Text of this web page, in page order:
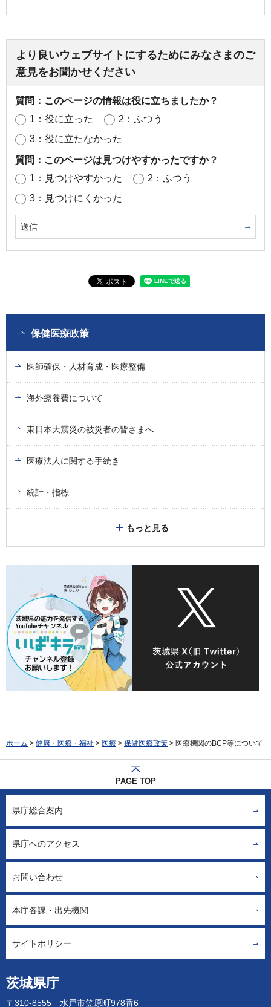
より良いウェブサイトにするためにみなさまのご
意見をお聞かせください
質問：このページの情報は役に立ちましたか？
1：役に立った
2：ふつう
3：役に立たなかった
質問：このページは見つけやすかったですか？
1：見つけやすかった
2：ふつう
3：見つけにくかった
保健医療政策
医師確保・人材育成・医療整備
海外療養費について
東日本大震災の被災者の皆さまへ
医療法人に関する手続き
統計・指標
もっと見る
ホーム > 健康・医療・福祉 > 医療 > 保健医療政策 > 医療機関のBCP等について
PAGE TOP
茨城県庁
〒310-8555 水戸市笠原町978番6
県庁総合案内
県庁へのアクセス
お問い合わせ
本庁各課・出先機関
サイトポリシー